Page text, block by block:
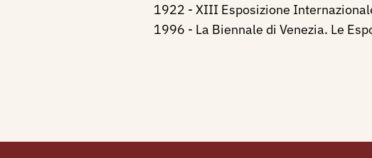
1922 - XIII Esposizione
1996 - La Biennale di Venezia. Le